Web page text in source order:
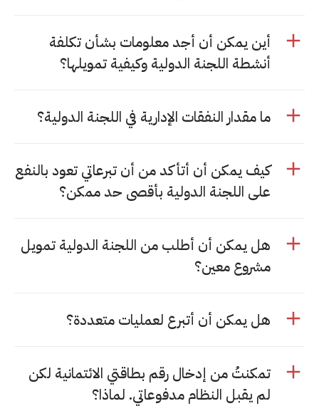
أين يمكن أن أجد معلومات بشأن تكلفة
أنشطة اللجنة الدولية وكيفية تمويلها؟
ما مقدار النفقات الإدارية في اللجنة الدولية؟
كيف يمكن أن أتأكد من أن تبرعاتي تعود بالنفع
على اللجنة الدولية بأقصى حد ممكن؟
هل يمكن أن أطلب من اللجنة الدولية تمويل
مشروع معين؟
هل يمكن أن أتبرع لعمليات متعددة؟
تمكنتُ من إدخال رقم بطاقتي الائتمانية لكن
لم يقبل النظام مدفوعاتي. لماذا؟